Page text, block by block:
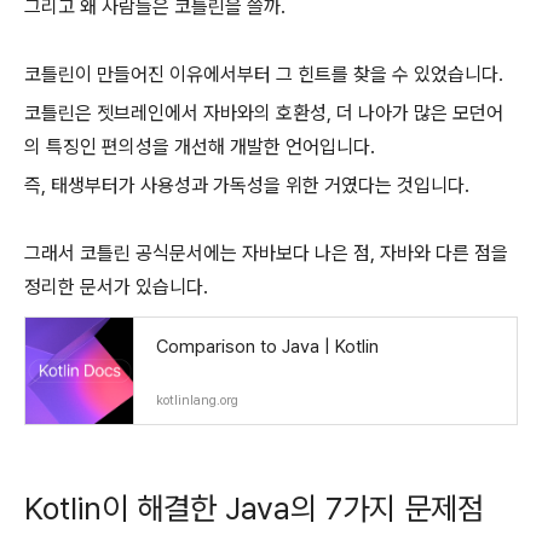
그리고 왜 사람들은 코틀린을 쓸까.
코틀린이 만들어진 이유에서부터 그 힌트를 찾을 수 있었습니다.
코틀린은 젯브레인에서 자바와의 호환성, 더 나아가 많은 모던어
의 특징인 편의성을 개선해 개발한 언어입니다.
즉, 태생부터가 사용성과 가독성을 위한 거였다는 것입니다.
그래서 코틀린 공식문서에는 자바보다 나은 점, 자바와 다른 점을
정리한 문서가 있습니다.
Comparison to Java | Kotlin
kotlinlang.org
Kotlin이 해결한 Java의 7가지 문제점